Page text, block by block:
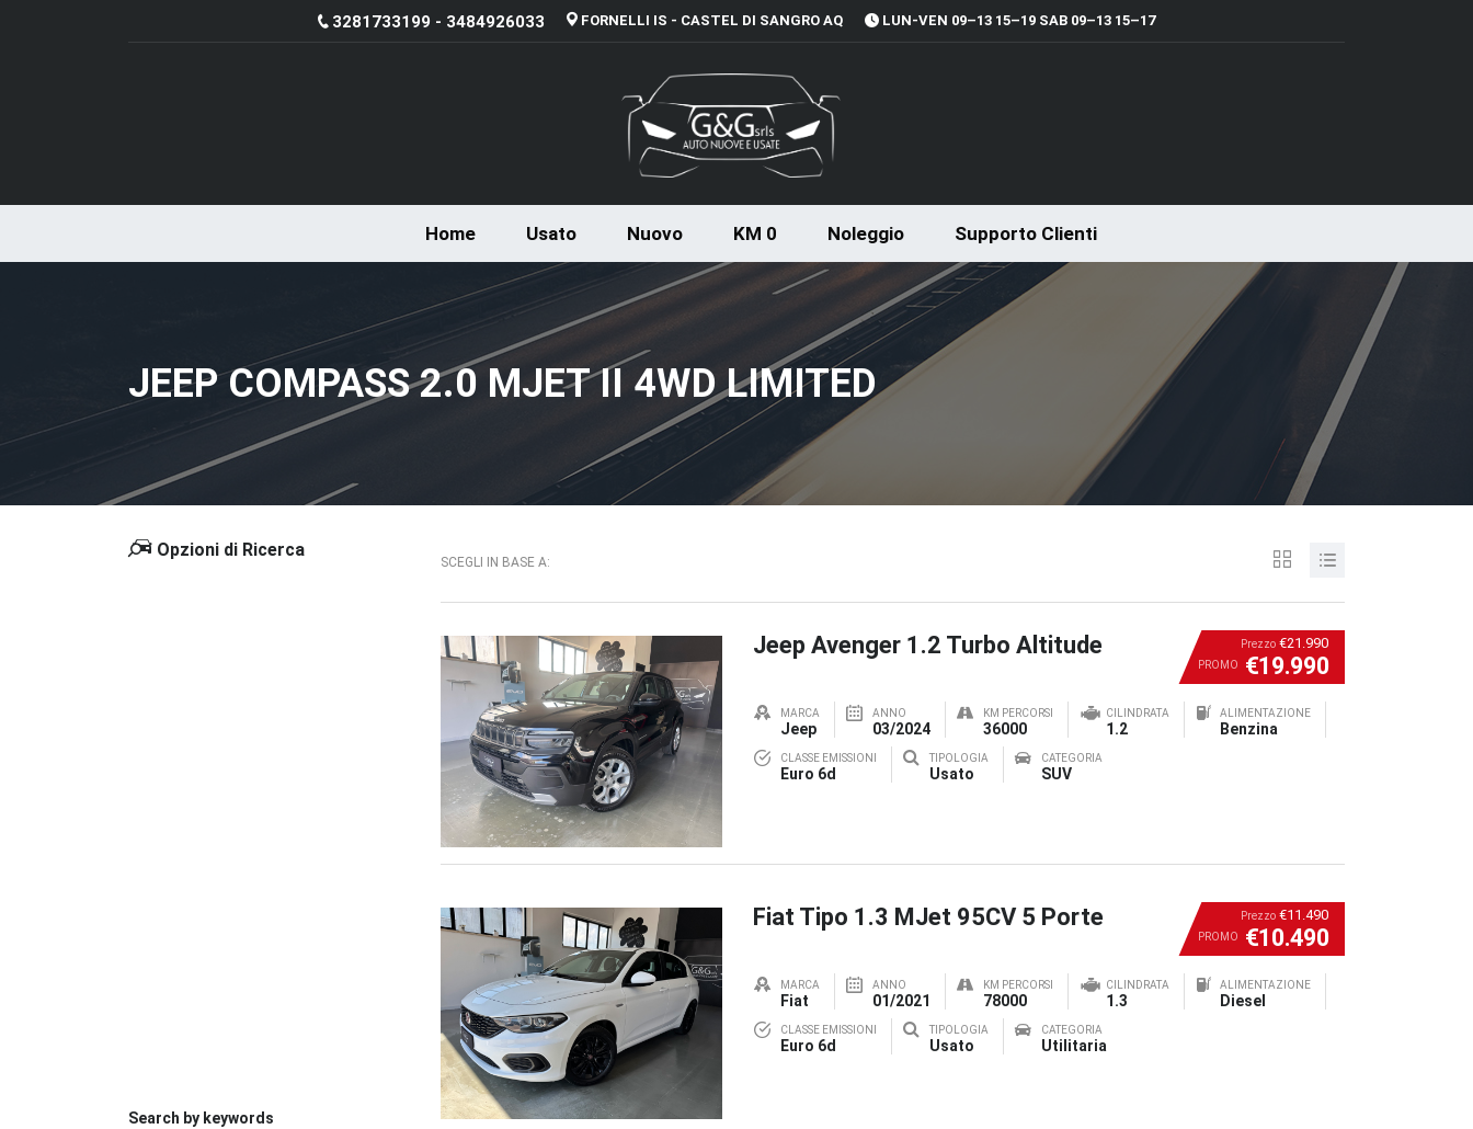
LUN-VEN 09–13 15–19 SAB 09–13 15–17
FORNELLI IS - CASTEL DI SANGRO AQ
3281733199 - 3484926033
Home Usato Nuovo KM 0 Noleggio Supporto Clienti
JEEP COMPASS 2.0 MJET II 4WD LIMITED
Opzioni di Ricerca
Search by keywords
SCEGLI IN BASE A:
Prezzo €21.990
PROMO €19.990
Jeep Avenger 1.2 Turbo Altitude
MARCA
Jeep
ANNO
03/2024
KM PERCORSI
36000
CILINDRATA
1.2
ALIMENTAZIONE
Benzina
CLASSE EMISSIONI
Euro 6d
TIPOLOGIA
Usato
CATEGORIA
SUV
Prezzo €11.490
PROMO €10.490
Fiat Tipo 1.3 MJet 95CV 5 Porte
MARCA
Fiat
ANNO
01/2021
KM PERCORSI
78000
CILINDRATA
1.3
ALIMENTAZIONE
Diesel
CLASSE EMISSIONI
Euro 6d
TIPOLOGIA
Usato
CATEGORIA
Utilitaria